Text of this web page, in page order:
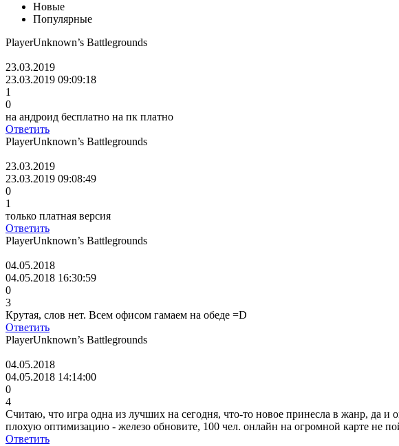
Новые
Популярные
PlayerUnknown’s Battlegrounds
23.03.2019
23.03.2019 09:09:18
1
0
на андроид бесплатно на пк платно
Ответить
PlayerUnknown’s Battlegrounds
23.03.2019
23.03.2019 09:08:49
0
1
только платная версия
Ответить
PlayerUnknown’s Battlegrounds
04.05.2018
04.05.2018 16:30:59
0
3
Крутая, слов нет. Всем офисом гамаем на обеде =D
Ответить
PlayerUnknown’s Battlegrounds
04.05.2018
04.05.2018 14:14:00
0
4
Считаю, что игра одна из лучших на сегодня, что-то новое принесла в жанр, да
плохую оптимизацию - железо обновите, 100 чел. онлайн на огромной карте не
Ответить